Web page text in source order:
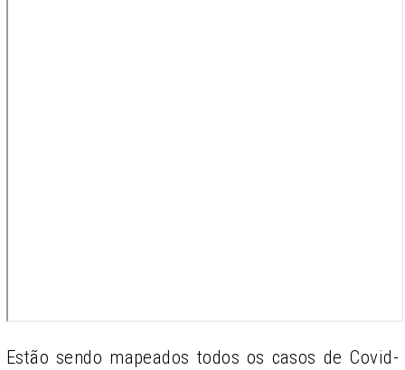
Estão sendo mapeados todos os casos de Covid-